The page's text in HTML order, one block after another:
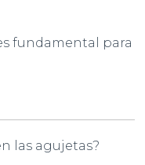
fundamental para
las agujetas?